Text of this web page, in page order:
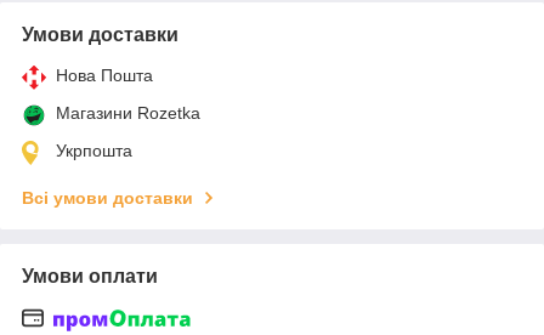
Умови доставки
Нова Пошта
Магазини Rozetka
Укрпошта
Всі умови доставки
Умови оплати